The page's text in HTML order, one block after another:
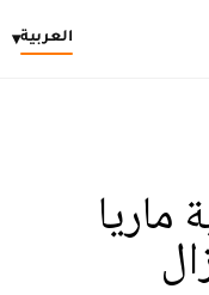
العربية▾
ماريا